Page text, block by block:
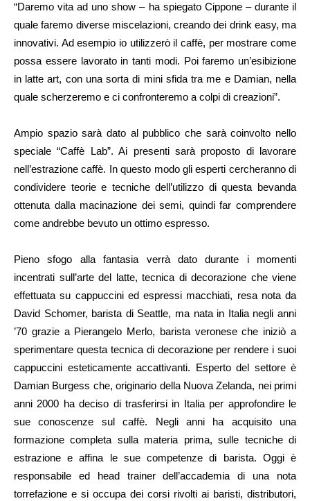
“Daremo vita ad uno show – ha spiegato Cippone – durante il
quale faremo diverse miscelazioni, creando dei drink easy, ma
innovativi. Ad esempio io utilizzerò il caffè, per mostrare come
possa essere lavorato in tanti modi. Poi faremo un’esibizione
in latte art, con una sorta di mini sfida tra me e Damian, nella
quale scherzeremo e ci confronteremo a colpi di creazioni”.
Ampio spazio sarà dato al pubblico che sarà coinvolto nello
speciale “Caffè Lab”. Ai presenti sarà proposto di lavorare
nell’estrazione caffè. In questo modo gli esperti cercheranno di
condividere teorie e tecniche dell’utilizzo di questa bevanda
ottenuta dalla macinazione dei semi, quindi far comprendere
come andrebbe bevuto un ottimo espresso.
Pieno sfogo alla fantasia verrà dato durante i momenti
incentrati sull’arte del latte, tecnica di decorazione che viene
effettuata su cappuccini ed espressi macchiati, resa nota da
David Schomer, barista di Seattle, ma nata in Italia negli anni
’70 grazie a Pierangelo Merlo, barista veronese che iniziò a
sperimentare questa tecnica di decorazione per rendere i suoi
cappuccini esteticamente accattivanti. Esperto del settore è
Damian Burgess che, originario della Nuova Zelanda, nei primi
anni 2000 ha deciso di trasferirsi in Italia per approfondire le
sue conoscenze sul caffè. Negli anni ha acquisito una
formazione completa sulla materia prima, sulle tecniche di
estrazione e affina le sue competenze di barista. Oggi è
responsabile ed head trainer dell’accademia di una nota
torrefazione e si occupa dei corsi rivolti ai baristi, distributori,